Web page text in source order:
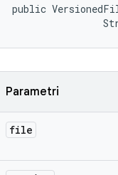
public
Parametri
file